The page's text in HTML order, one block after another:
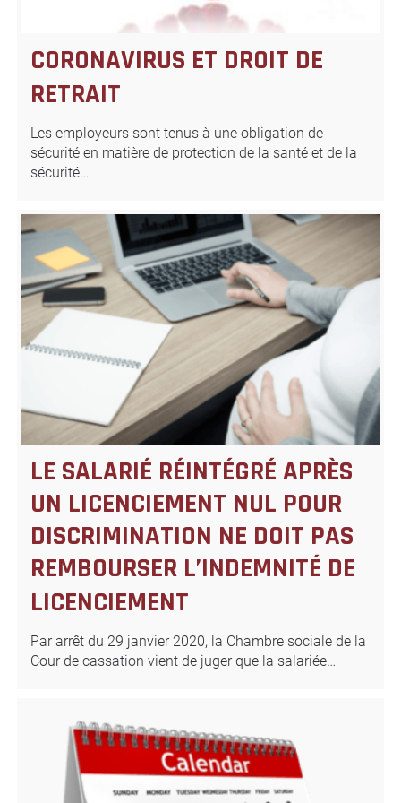
CORONAVIRUS ET DROIT DE
RETRAIT
Les employeurs sont tenus à une obligation de
sécurité en matière de protection de la santé et de la
sécurité…
LE SALARIÉ RÉINTÉGRÉ APRÈS
UN LICENCIEMENT NUL POUR
DISCRIMINATION NE DOIT PAS
REMBOURSER L’INDEMNITÉ DE
LICENCIEMENT
Par arrêt du 29 janvier 2020, la Chambre sociale de la
Cour de cassation vient de juger que la salariée…